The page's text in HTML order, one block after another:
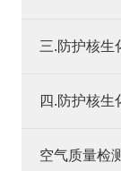
三.防护核生
四.防护核生
空气质量检